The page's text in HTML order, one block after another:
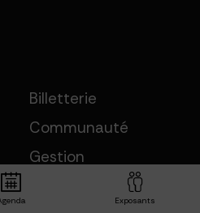
Billetterie
Communauté
Gestion
Exposants